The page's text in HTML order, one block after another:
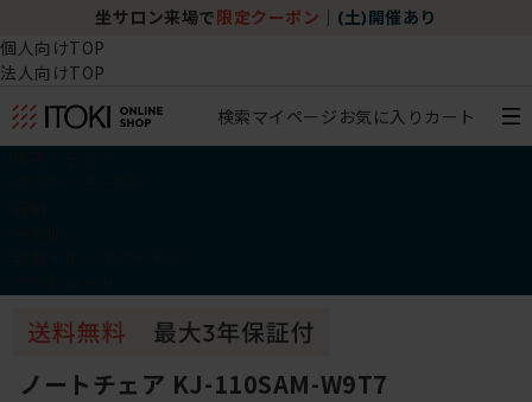
坐サロン来場で 限定クーポン (土)開催あり
個人向けTOP
法人向けTOP
検索マイページ お気に入り カート
ノートチェア KJ-110SAM-W9T7